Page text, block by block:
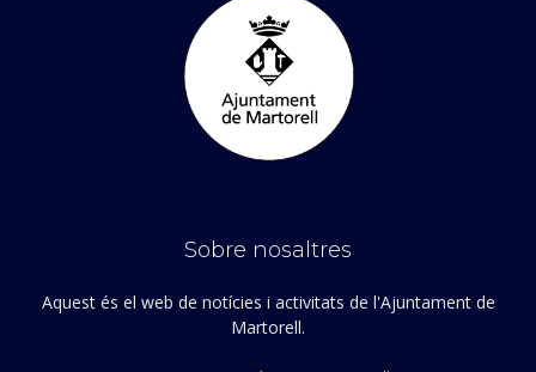
Sobre nosaltres
Aquest és el web de notícies i activitats de l'Ajuntament de
Martorell.